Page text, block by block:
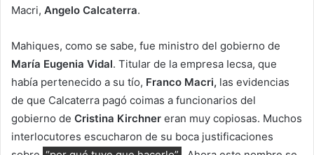
Macri, Angelo Calcaterra.
Mahiques, como se sabe, fue ministro del gobierno de
María Eugenia Vidal. Titular de la empresa Iecsa, que
había pertenecido a su tío, Franco Macri, las evidencias
de que Calcaterra pagó coimas a funcionarios del
gobierno de Cristina Kirchner eran muy copiosas. Muchos
interlocutores escucharon de su boca justificaciones